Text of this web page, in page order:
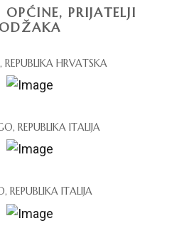
PRIJATELJI
ODŽAKA
HRVATSKA
REPUBLIKA ITALIJA
REPUBLIKA ITALIJA